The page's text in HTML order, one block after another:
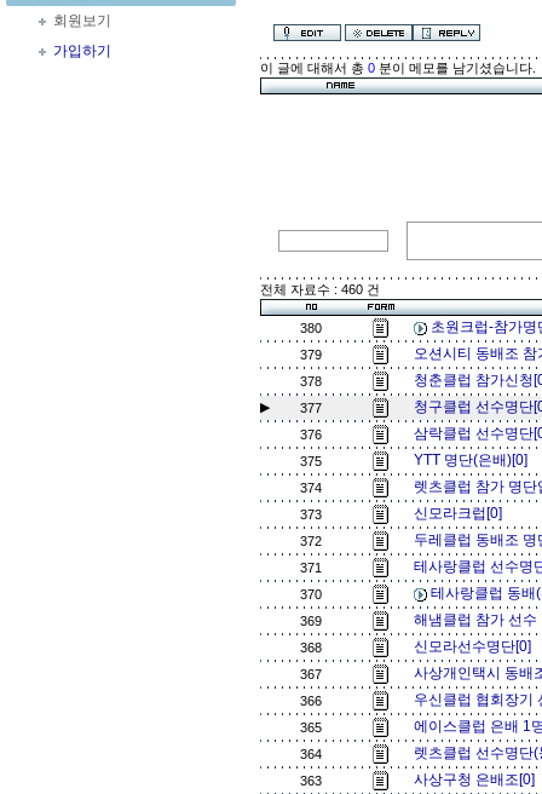
회원보기
가입하기
이 글에 대해서 총 0 분이 메모를 남기셨습니다.
전체 자료수 : 460 건
380 초원크럽-참가
379 오션시티 동배조
378 청춘클럽 참가신
▶ 377 청구클럽 선수명단
376 삼락클럽 선수명
375 YTT 명단(은배)[0]
374 렛츠클럽 참가 명
373 신모라크럽[0]
372 두레클럽 동배조
371 테사랑클럽 선수
370 테사랑클럽 동
369 해냄클럽 참가 선
368 신모라선수명단[0]
367 사상개인택시 동
366 우신클럽 협회장
365 에이스클럽 은배 1
364 렛츠클럽 선수명
363 사상구청 은배조[0]